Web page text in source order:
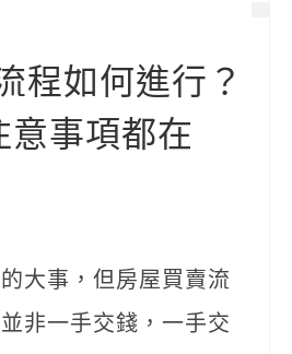
程如何進行？
意事項都在
大事，但房屋買賣流
非一手交錢，一手交